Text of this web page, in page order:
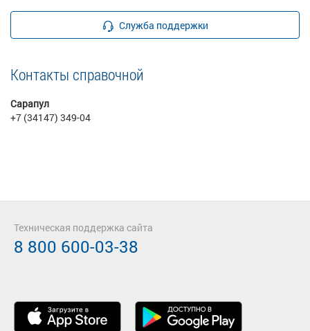
Служба поддержки
Контакты справочной
Сарапул
+7 (34147) 349-04
Техническая поддержка сайта
8 800 600-03-38